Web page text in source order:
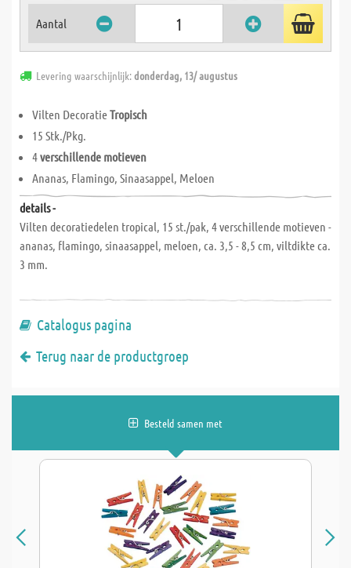
Aantal
Levering waarschijnlijk:donderdag, 13/ augustus
Vilten DecoratieTropisch
15 Stk./Pkg.
4verschillende motieven
Ananas, Flamingo, Sinaasappel, Meloen
details -
Vilten decoratiedelen tropical, 15 st./pak, 4 verschillende motieven -
ananas, flamingo, sinaasappel, meloen, ca. 3,5 - 8,5 cm, viltdikte ca.
3 mm.
Catalogus pagina
Terug naar de productgroep
Besteld samen met